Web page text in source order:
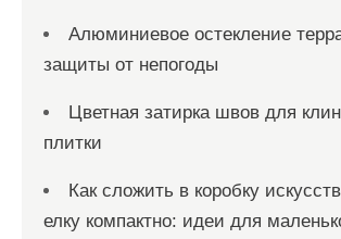
Алюминиевое остекление
защиты от непогоды
Цветная затирка швов для
плитки
Как сложить в коробку
елку компактно: идеи для